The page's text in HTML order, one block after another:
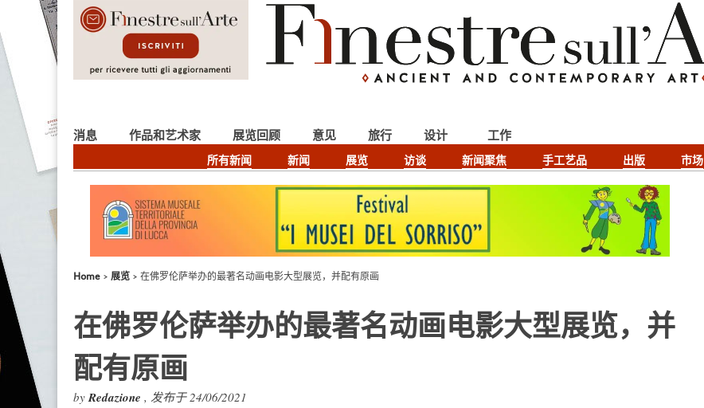
消息
所有新闻 新闻 展览 访谈 新闻聚焦 手工艺品 出版 市场
作品和艺术家 展览回顾 意见 旅行 设计 工作
Home 展览 在佛罗伦萨举办的最著名动画电影大型展览，并配有原画
在佛罗伦萨举办的最著名动画电影大型展览，并
配有原画
byRedazione , 发布于 24/06/2021